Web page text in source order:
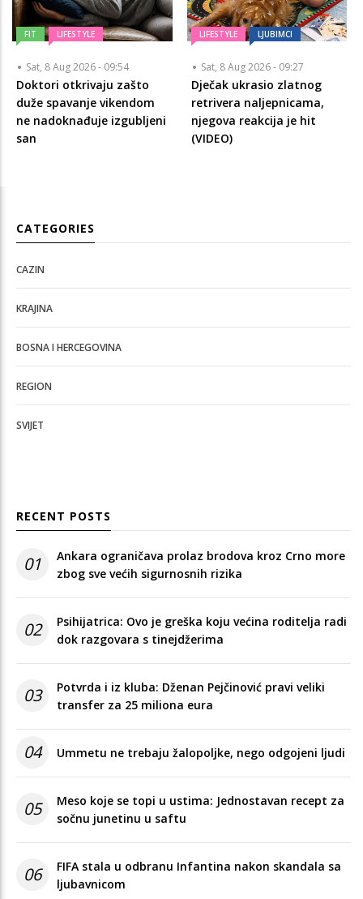
FIT LIFESTYLE
Sat, 8 Aug 2026 - 09:54
Doktori otkrivaju zašto
duže spavanje vikendom
ne nadoknađuje izgubljeni
san
LIFESTYLE LJUBIMCI
Sat, 8 Aug 2026 - 09:27
Dječak ukrasio zlatnog
retrivera naljepnicama,
njegova reakcija je hit
(VIDEO)
CATEGORIES
CAZIN
KRAJINA
BOSNA I HERCEGOVINA
REGION
SVIJET
RECENT POSTS
01
Ankara ograničava prolaz brodova kroz Crno more
zbog sve većih sigurnosnih rizika
02
Psihijatrica: Ovo je greška koju većina roditelja radi
dok razgovara s tinejdžerima
03
Potvrda i iz kluba: Dženan Pejčinović pravi veliki
transfer za 25 miliona eura
04 Ummetu ne trebaju žalopoljke, nego odgojeni ljudi
05
Meso koje se topi u ustima: Jednostavan recept za
sočnu junetinu u saftu
06
FIFA stala u odbranu Infantina nakon skandala sa
ljubavnicom